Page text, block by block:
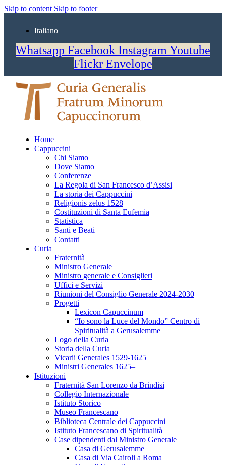
Skip to content Skip to footer
Italiano
Whatsapp Facebook Instagram Youtube
Flickr Envelope
Home
Cappuccini
Chi Siamo
Dove Siamo
Conferenze
La Regola di San Francesco d’Assisi
La storia dei Cappuccini
Religionis zelus 1528
Costituzioni di Santa Eufemia
Statistica
Santi e Beati
Contatti
Curia
Fraternità
Ministro Generale
Ministro generale e Consiglieri
Uffici e Servizi
Riunioni del Consiglio Generale 2024-2030
Progetti
Lexicon Capuccinum
“Io sono la Luce del Mondo” Centro di
Spiritualità a Gerusalemme
Logo della Curia
Storia della Curia
Vicarii Generales 1529-1625
Ministri Generales 1625–
Istituzioni
Fraternità San Lorenzo da Brindisi
Collegio Internazionale
Istituto Storico
Museo Francescano
Biblioteca Centrale dei Cappuccini
Istituto Francescano di Spiritualità
Case dipendenti dal Ministro Generale
Casa di Gerusalemme
Casa di Via Cairoli a Roma